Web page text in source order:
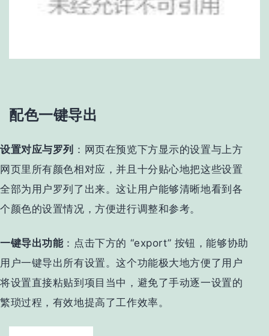
配色一键导出
设置对应与罗列 ：网页在预览下方显示的设置与上方
网页里所有颜色相对应，并且十分贴心地把这些设置
全部为用户罗列了出来。这让用户能够清晰地看到各
个颜色的设置情况，方便进行调整和参考。
一键导出功能：点击下方的 “export” 按钮，能够协助
用户一键导出所有设置。这个功能极大地方便了用户
将设置直接粘贴到项目当中，避免了手动逐一设置的
繁琐过程，有效地提高了工作效率。